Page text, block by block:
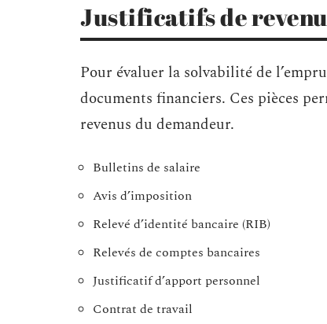
Justificatifs de
Pour évaluer la solvabilité de
documents financiers. Ces pièces
revenus du demandeur.
Bulletins de salaire
Avis d’imposition
Relevé d’identité bancaire (RIB)
Relevés de comptes bancaires
Justificatif d’apport personnel
Contrat de travail